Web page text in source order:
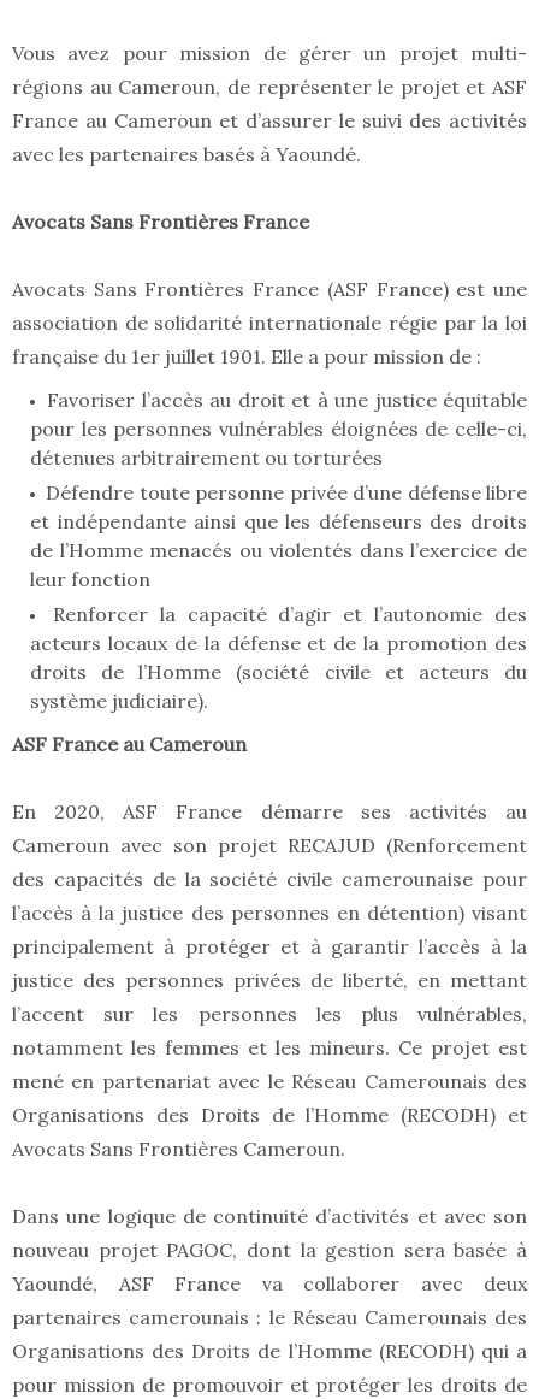
Vous avez pour mission de gérer un projet multi-
régions au Cameroun, de représenter le projet et ASF
France au Cameroun et d’assurer le suivi des activités
avec les partenaires basés à Yaoundé.
Avocats Sans Frontières France
Avocats Sans Frontières France (ASF France) est une
association de solidarité internationale régie par la loi
française du 1er juillet 1901. Elle a pour mission de :
Favoriser l’accès au droit et à une justice équitable
pour les personnes vulnérables éloignées de celle-ci,
détenues arbitrairement ou torturées
Défendre toute personne privée d’une défense libre
et indépendante ainsi que les défenseurs des droits
de l’Homme menacés ou violentés dans l’exercice de
leur fonction
Renforcer la capacité d’agir et l’autonomie des
acteurs locaux de la défense et de la promotion des
droits de l’Homme (société civile et acteurs du
système judiciaire).
ASF France au Cameroun
En 2020, ASF France démarre ses activités au
Cameroun avec son projet RECAJUD (Renforcement
des capacités de la société civile camerounaise pour
l’accès à la justice des personnes en détention) visant
principalement à protéger et à garantir l’accès à la
justice des personnes privées de liberté, en mettant
l’accent sur les personnes les plus vulnérables,
notamment les femmes et les mineurs. Ce projet est
mené en partenariat avec le Réseau Camerounais des
Organisations des Droits de l’Homme (RECODH) et
Avocats Sans Frontières Cameroun.
Dans une logique de continuité d’activités et avec son
nouveau projet PAGOC, dont la gestion sera basée à
Yaoundé, ASF France va collaborer avec deux
partenaires camerounais : le Réseau Camerounais des
Organisations des Droits de l’Homme (RECODH) qui a
pour mission de promouvoir et protéger les droits de